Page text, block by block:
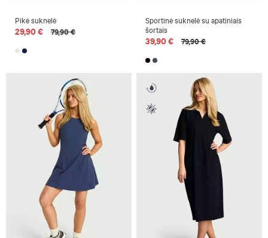
Pikė suknelė
29,90 € 79,90 €
Sportinė suknelė su apatiniais
šortais
39,90 € 79,90 €